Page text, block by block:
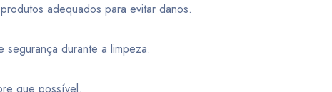
adequados para evitar danos.
durante a limpeza.